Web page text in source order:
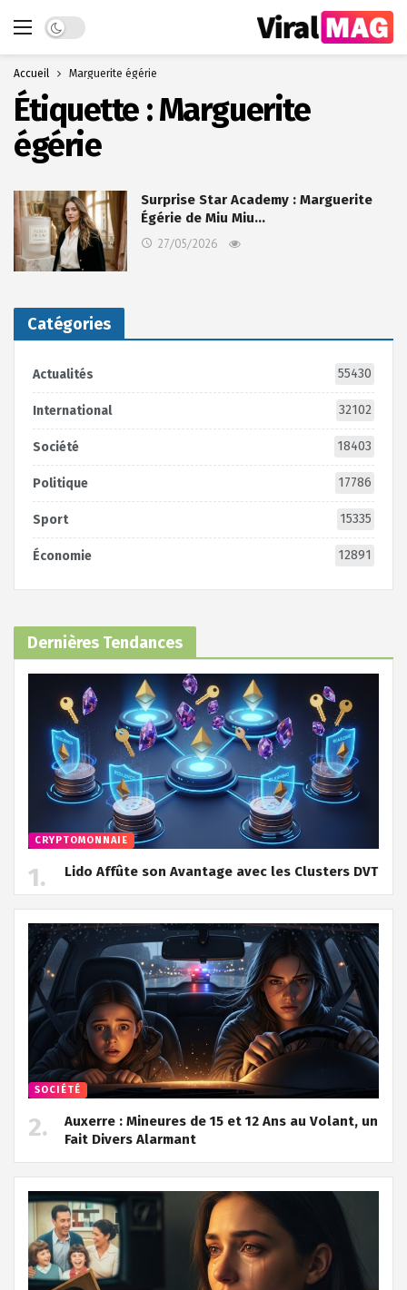
Dark mode
Accueil Marguerite égérie
Étiquette :Marguerite
égérie
Surprise Star Academy : Marguerite
Égérie de Miu Miu…
27/05/2026
Catégories
Actualités 55430
International 32102
Société 18403
Politique 17786
Sport 15335
Économie 12891
Dernières Tendances
CRYPTOMONNAIE
Lido Affûte son Avantage avec les Clusters DVT
SOCIÉTÉ
Auxerre : Mineures de 15 et 12 Ans au Volant, un
Fait Divers Alarmant